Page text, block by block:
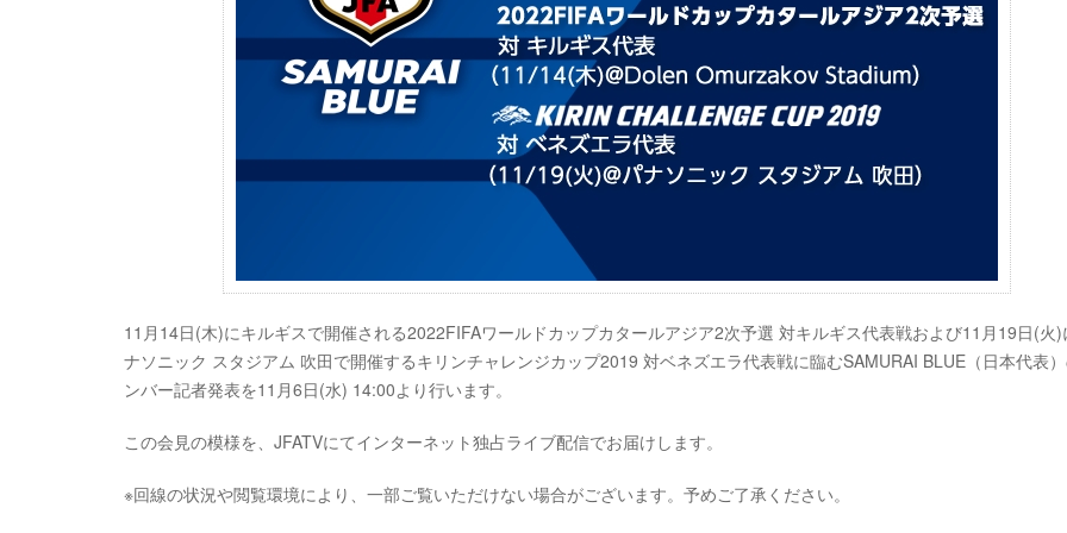
11月14日(木)にキルギスで開催される2022FIFAワールドカップカタールアジア2次予選 対キルギス代表戦および11月19日(火)
ナソニック スタジアム 吹田で開催するキリンチャレンジカップ2019 対ベネズエラ代表戦に臨むSAMURAI BLUE（日本代表）
ンバー記者発表を11月6日(水) 14:00より行います。
この会見の模様を、JFATVにてインターネット独占ライブ配信でお届けします。
※回線の状況や閲覧環境により、一部ご覧いただけない場合がございます。予めご了承ください。